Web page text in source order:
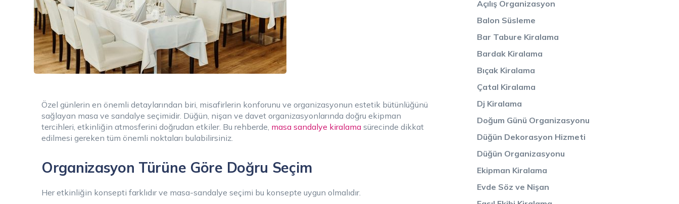
Özel günlerin en önemli detaylarından biri, misafirlerin konforunu ve organizasyonun estetik bütünlüğünü
sağlayan masa ve sandalye seçimidir. Düğün, nişan ve davet organizasyonlarında doğru ekipman
tercihleri, etkinliğin atmosferini doğrudan etkiler. Bu rehberde, masa sandalye kiralama sürecinde dikkat
edilmesi gereken tüm önemli noktaları bulabilirsiniz.
Organizasyon Türüne Göre Doğru Seçim
Her etkinliğin konsepti farklıdır ve masa-sandalye seçimi bu konsepte uygun olmalıdır.
Açılış Organizasyon
Balon Süsleme
Bar Tabure Kiralama
Bardak Kiralama
Bıçak Kiralama
Çatal Kiralama
Dj Kiralama
Doğum Günü Organizasyonu
Düğün Dekorasyon Hizmeti
Düğün Organizasyonu
Ekipman Kiralama
Evde Söz ve Nişan